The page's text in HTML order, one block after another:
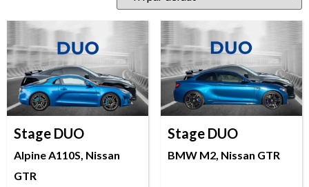
Stage DUO
Alpine A110S, Nissan
GTR
Stage DUO
BMW M2, Nissan GTR